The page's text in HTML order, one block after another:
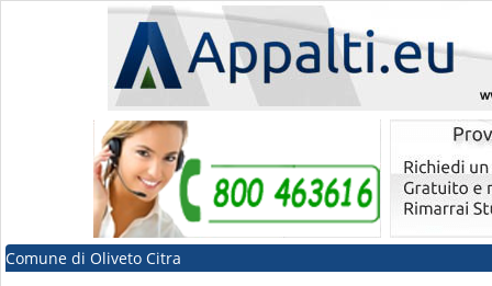
Comune di Oliveto Citra